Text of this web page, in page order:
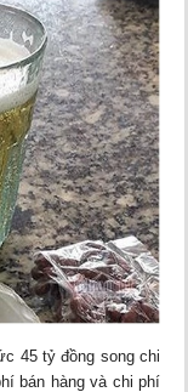
45 tỷ đồng song chi
bán hàng và chi phí